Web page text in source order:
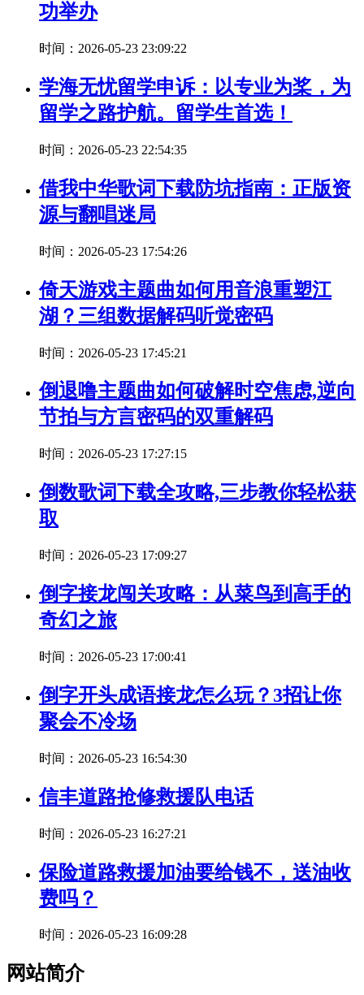
功举办
时间：2026-05-23 23:09:22
学海无忧留学申诉：以专业为桨，为
留学之路护航。留学生首选！
时间：2026-05-23 22:54:35
借我中华歌词下载防坑指南：正版资
源与翻唱迷局
时间：2026-05-23 17:54:26
倚天游戏主题曲如何用音浪重塑江
湖？三组数据解码听觉密码
时间：2026-05-23 17:45:21
倒退噜主题曲如何破解时空焦虑,逆向
节拍与方言密码的双重解码
时间：2026-05-23 17:27:15
倒数歌词下载全攻略,三步教你轻松获
取
时间：2026-05-23 17:09:27
倒字接龙闯关攻略：从菜鸟到高手的
奇幻之旅
时间：2026-05-23 17:00:41
倒字开头成语接龙怎么玩？3招让你
聚会不冷场
时间：2026-05-23 16:54:30
信丰道路抢修救援队电话
时间：2026-05-23 16:27:21
保险道路救援加油要给钱不，送油收
费吗？
时间：2026-05-23 16:09:28
网站简介